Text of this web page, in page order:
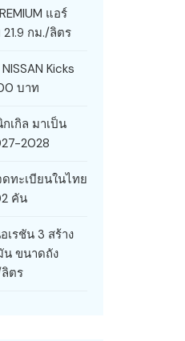
แอร์
กม./ลิตร
Kicks
บาท
เกิล มาเป็น
2028
ทะเบียนในไทย
คัน
เรชัน 3 สร้าง
น ขนาดถัง
ตร